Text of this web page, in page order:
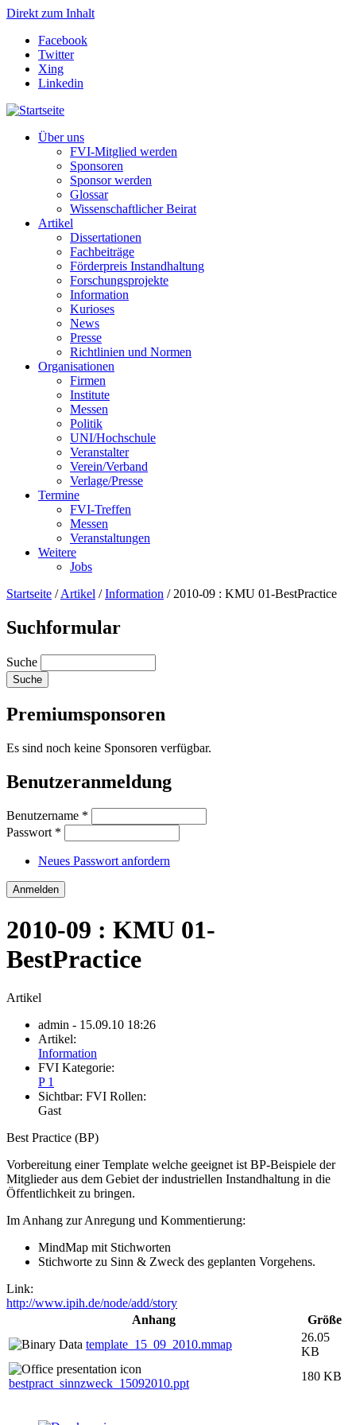
Direkt zum Inhalt
Facebook
Twitter
Xing
Linkedin
Über uns
FVI-Mitglied werden
Sponsoren
Sponsor werden
Glossar
Wissenschaftlicher Beirat
Artikel
Dissertationen
Fachbeiträge
Förderpreis Instandhaltung
Forschungsprojekte
Information
Kurioses
News
Presse
Richtlinien und Normen
Organisationen
Firmen
Institute
Messen
Politik
UNI/Hochschule
Veranstalter
Verein/Verband
Verlage/Presse
Termine
FVI-Treffen
Messen
Veranstaltungen
Weitere
Jobs
Startseite /Artikel /Information / 2010-09 : KMU 01-BestPractice
Suchformular
Suche
Premiumsponsoren
Es sind noch keine Sponsoren verfügbar.
Benutzeranmeldung
Benutzername *
Passwort *
Neues Passwort anfordern
2010-09 : KMU 01-
BestPractice
Artikel
admin - 15.09.10 18:26
Artikel:
Information
FVI Kategorie:
P 1
Sichtbar: FVI Rollen:
Gast
Best Practice (BP)
Vorbereitung einer Template welche geeignet ist BP-Beispiele der
Mitglieder aus dem Gebiet der industriellen Instandhaltung in die
Öffentlichkeit zu bringen.
Im Anhang zur Anregung und Kommentierung:
MindMap mit Stichworten
Stichworte zu Sinn & Zweck des geplanten Vorgehens.
Link:
http://www.ipih.de/node/add/story
Anhang
Größe
template_15_09_2010.mmap
26.05
KB
bestpract_sinnzweck_15092010.ppt
180 KB